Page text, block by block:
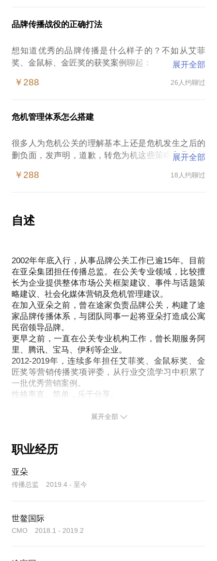
虎虎。我可以分享的是——社会化媒体传播要洞察网
络情绪；1小时到12小时的热点话题制造；如何实现
会化媒体传播效果怎么跟踪在这个话题下，我会分享
我自己操作过的案例，也会分享我跟踪观察的案例。
总而言之，不是单纯的方法论，而是一种思路。
很多企业做微博微信运营存在严重的误区——从企业
品牌传播战役的正确打法
想知道优秀的品牌传播是什么样子的？不如从艾菲
奖、金鼠标、金匠奖的获奖案例聊起：
我从2012年开始，连续多年担任艾菲奖、金鼠标、金
案例，也愿意与你分享我自己的经验与体会：
从策略设定到具体执行；（含具体方法论）
从执行过程管理到效果跟踪评估。
介绍艾菲奖获奖案例以及评奖过程中碰到的一些奇葩
展开全部
￥288 26人约聊过
危机管理体系怎么搭建
很多人为危机公关的理解基本上还是危机发生之后的
删负面，发声明，道歉，转危为机这些策略和具体做
点，不是仅靠理论可以掌握。
享：
具体实际操作的案例。
展开全部
￥288 18人约聊过
自述
2002年年底入行，从事品牌公关工作已逾15年。目前
在亚朵集团担任传播总监。在公关专业领域，比较擅
长为企业提供整体市场公关框架建议、事件与话题策
略建议、社会化媒体营销及危机管理建议。
在加入亚朵之前，曾在途家负责品牌公关，构建了途
家品牌传播体系，与团队同事一起将亚朵打造成公寓
民宿领导品牌。
更早之前，一直在公关专业机构工作，曾长期服务阿
里、腾讯、宝马、伊利等企业。
2012-2019年，连续多年担任艾菲奖、金鼠标奖、金
匠奖等营销传播奖项评委，从行业交流学习中积累了
一批优秀营销案例。
性格率直、简单，乐于分享。
想对我了解更多，想预知话题“聊效”，欢迎来「分
第二步：在微信“扫一扫”中打开相册；第三步，选中
展开全部
职业经历
亚朵
传播总监 2019.4 - 至今
世鳌国际
CMO 2018.1 - 2019.2